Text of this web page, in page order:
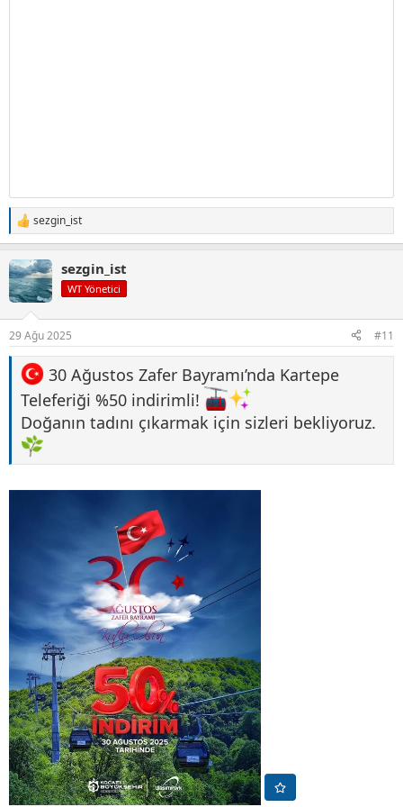
T
e
k
i
l
:
sezgin_ist
sezgin_ist
WT Yönetici
29 Ağu 2025 #11
30 Ağustos Zafer Bayramı’nda Kartepe
Teleferiği %50 indirimli!
Doğanın tadını çıkarmak için sizleri bekliyoruz.